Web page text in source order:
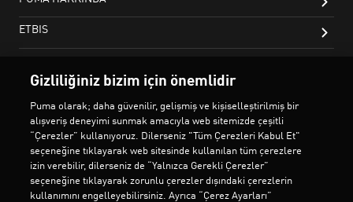
Gizliliğiniz bizim için önemlidir
Puma olarak; daha güvenilir, gelişmiş ve kişiselleştirilmiş bir
alışveriş deneyimi sunmak amacıyla web sitemizde çeşitli
“Çerezler” kullanıyoruz. Dilerseniz "Tüm Çerezleri Kabul Et"
seçeneğine tıklayarak web sitesinde kullanılan tüm çerezlere
izin verebilir, dilerseniz de “Yalnızca Gerekli Çerezler”
seçeneğine tıklayarak zorunlu çerezler dışındaki çerezlerin
kullanımını engelleyebilirsiniz. Ayrıca “Çerez Ayarları”